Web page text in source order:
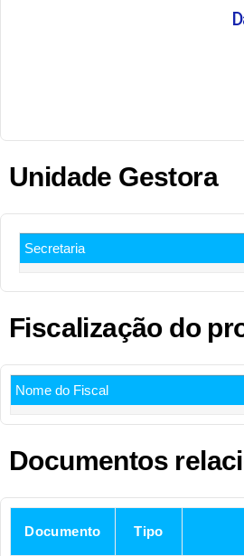
Unidade Gestora
Secretaria
Fiscalização do
Nome do Fiscal
Documentos
Documento Tipo